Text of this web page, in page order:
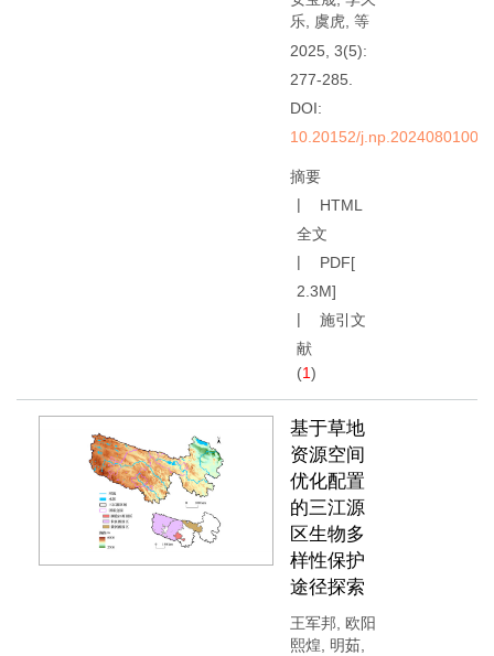
乐 虞虎 等
2025, 3(5):
277-285.
DOI:
10.20152/
摘要
HTML
全文
PDF[
2.3M]
施引文
献
(1)
基于草地
资源空间
优化配置
的三江源
区生物多
样性保护
途径探索
王军邦
欧阳
熙煌
明茹